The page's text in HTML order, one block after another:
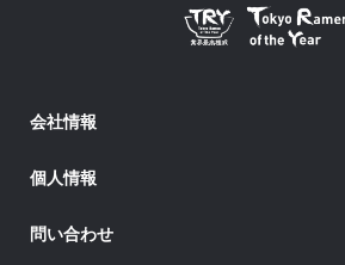
会社情報
個人情報
問い合わせ